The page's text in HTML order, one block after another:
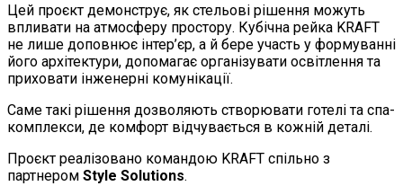
Цей проєкт демонструє, як стельові рішення можуть
впливати на атмосферу простору. Кубічна рейка KRAFT
не лише доповнює інтер’єр, а й бере участь у формуванні
його архітектури, допомагає організувати освітлення та
приховати інженерні комунікації.
Саме такі рішення дозволяють створювати готелі та спа-
комплекси, де комфорт відчувається в кожній деталі.
Проєкт реалізовано командою KRAFT спільно з
партнером Style Solutions.